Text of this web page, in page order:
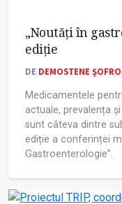
„Noutăți în
ediție
DE DEMOSTENE
Medicamentele
actuale, prevalența
sunt câteva dintre
ediție a conferinței
Gastroenterologie”.